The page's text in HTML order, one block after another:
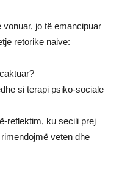
jo të emancipuar
retorike naive:
si terapi psiko-sociale
reflektim, ku secili prej
veten dhe